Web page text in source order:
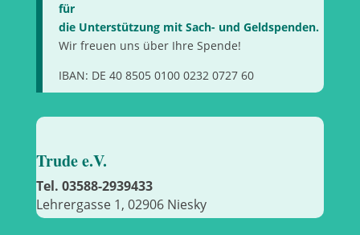
für
die Unterstützung mit Sach- und Geldspenden.
Wir freuen uns über Ihre Spende!
IBAN: DE 40 8505 0100 0232 0727 60
Trude e.V.
Tel. 03588-2939433
Lehrergasse 1, 02906 Niesky